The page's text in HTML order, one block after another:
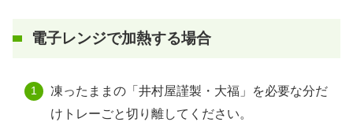
電子レンジで加熱する場合
凍ったままの「井村屋謹製・大福」を必要な分だ
けトレーごと切り離してください。